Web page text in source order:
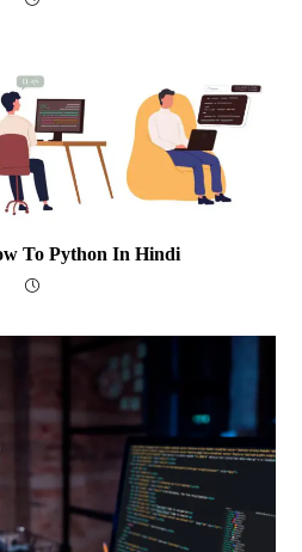
To Python In Hindi